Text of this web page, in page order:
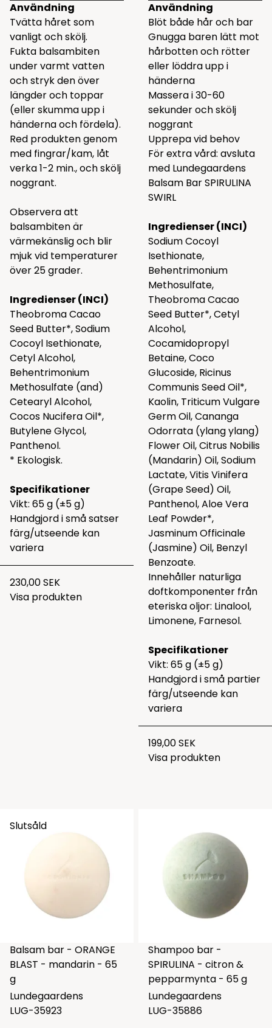
Användning
Tvätta håret som
vanligt och skölj.
Fukta balsambiten
under varmt vatten
och stryk den över
längder och toppar
(eller skumma upp i
händerna och fördela).
Red produkten genom
med fingrar/kam, låt
verka 1-2 min., och skölj
noggrant.
Observera att
balsambiten är
värmekänslig och blir
mjuk vid temperaturer
över 25 grader.
Ingredienser (INCI)
Theobroma Cacao
Seed Butter*, Sodium
Cocoyl Isethionate,
Cetyl Alcohol,
Behentrimonium
Methosulfate (and)
Cetearyl Alcohol,
Cocos Nucifera Oil*,
Butylene Glycol,
Panthenol.
* Ekologisk.
Specifikationer
Vikt: 65 g (±5 g)
Handgjord i små satser
färg/utseende kan
variera
230,00 SEK
Visa produkten
Användning
Blöt både hår och bar
Gnugga baren lätt mot
hårbotten och rötter
eller löddra upp i
händerna
Massera i 30-60
sekunder och skölj
noggrant
Upprepa vid behov
För extra vård: avsluta
med Lundegaardens
Balsam Bar SPIRULINA
SWIRL
Ingredienser (INCI)
Sodium Cocoyl
Isethionate,
Behentrimonium
Methosulfate,
Theobroma Cacao
Seed Butter*, Cetyl
Alcohol,
Cocamidopropyl
Betaine, Coco
Glucoside, Ricinus
Communis Seed Oil*,
Kaolin, Triticum Vulgare
Germ Oil, Cananga
Odorrata (ylang ylang)
Flower Oil, Citrus Nobilis
(Mandarin) Oil, Sodium
Lactate, Vitis Vinifera
(Grape Seed) Oil,
Panthenol, Aloe Vera
Leaf Powder*,
Jasminum Officinale
(Jasmine) Oil, Benzyl
Benzoate.
Innehåller naturliga
doftkomponenter från
eteriska oljor: Linalool,
Limonene, Farnesol.
Specifikationer
Vikt: 65 g (±5 g)
Handgjord i små partier
färg/utseende kan
variera
199,00 SEK
Visa produkten
Slutsåld
Balsam bar - ORANGE
BLAST - mandarin - 65
g
Lundegaardens
LUG-35923
Shampoo bar -
SPIRULINA - citron &
pepparmynta - 65 g
Lundegaardens
LUG-35886